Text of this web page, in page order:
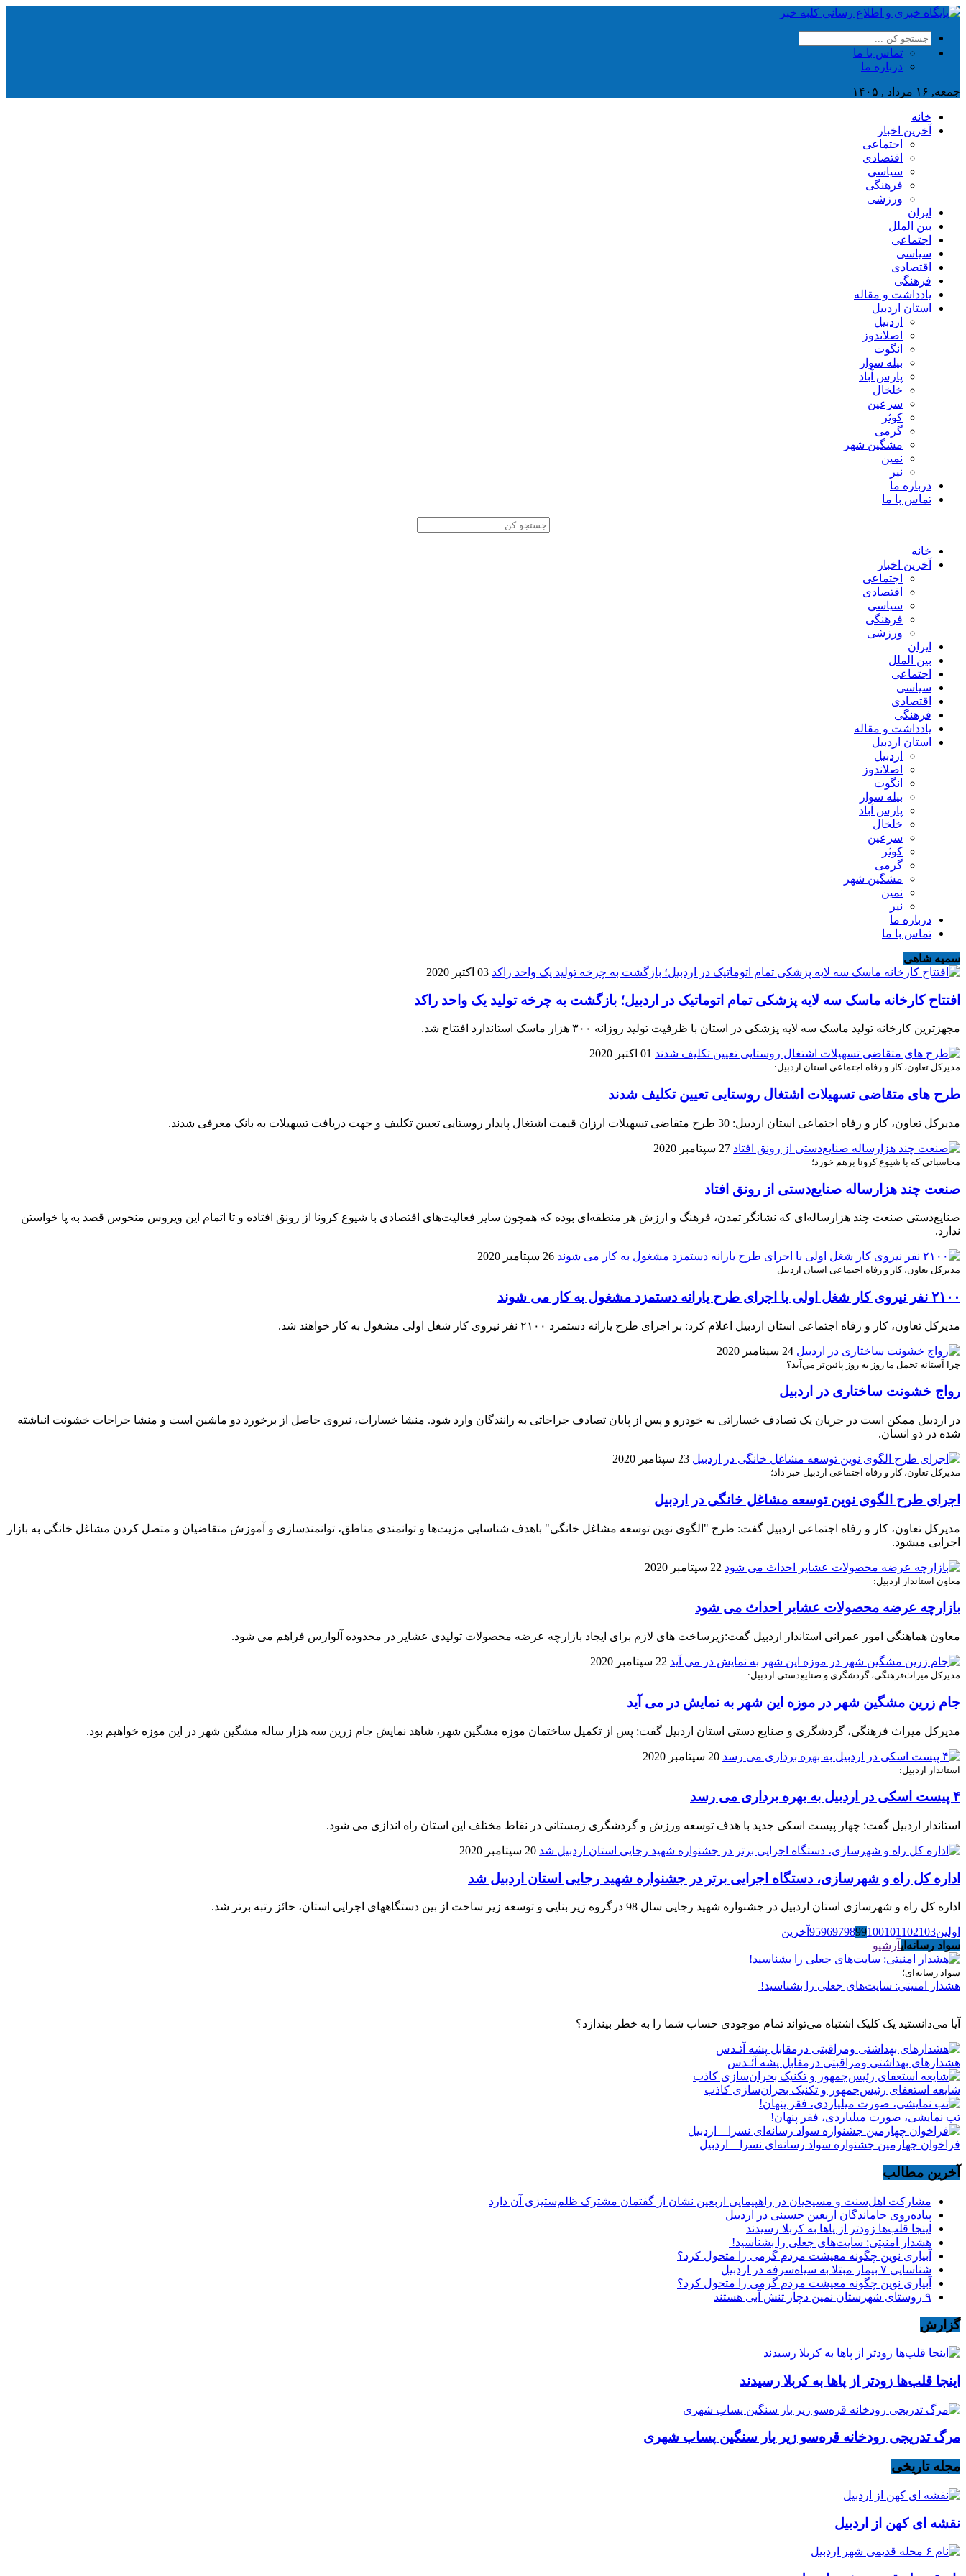
تماس با ما
درباره ما
جمعه, ۱۶ مرداد , ۱۴۰۵
خانه
آخرین اخبار
اجتماعی
اقتصادی
سیاسی
فرهنگی
ورزشی
ایران
بین الملل
اجتماعی
سیاسی
اقتصادی
فرهنگی
یادداشت و مقاله
استان اردبیل
اردبیل
اصلاندوز
انگوت
بیله سوار
پارس آباد
خلخال
سرعین
کوثر
گرمی
مشگین شهر
نمین
نیر
درباره ما
تماس با ما
خانه
آخرین اخبار
اجتماعی
اقتصادی
سیاسی
فرهنگی
ورزشی
ایران
بین الملل
اجتماعی
سیاسی
اقتصادی
فرهنگی
یادداشت و مقاله
استان اردبیل
اردبیل
اصلاندوز
انگوت
بیله سوار
پارس آباد
خلخال
سرعین
کوثر
گرمی
مشگین شهر
نمین
نیر
درباره ما
تماس با ما
سمیه شاهی
03 اکتبر 2020
افتتاح کارخانه ماسک سه لایه پزشکی تمام اتوماتیک در اردبیل؛ بازگشت به چرخه تولید یک واحد راکد
مجهزترین کارخانه تولید ماسک سه لایه پزشکی در استان با ظرفیت تولید روزانه ۳۰۰ هزار ماسک استاندارد افتتاح شد.
01 اکتبر 2020
مدیرکل تعاون، کار و رفاه اجتماعی استان اردبیل:
طرح های متقاضی تسهیلات اشتغال روستایی تعیین تکلیف شدند
مدیرکل تعاون، کار و رفاه اجتماعی استان اردبیل: 30 طرح متقاضی تسهیلات ارزان قیمت اشتغال پایدار روستایی تعیین تکلیف و جهت دریافت تسهیلات به بانک معرفی شدند.
27 سپتامبر 2020
محاسباتی که با شیوع کرونا برهم خورد؛
صنعت چند هزارساله‌ صنایع‌دستی از رونق افتاد
صنایع‌دستی صنعت چند هزارساله‌ای که نشانگر تمدن، فرهنگ و ارزش هر منطقه‌ای بوده که همچون سایر فعالیت‌های اقتصادی با شیوع کرونا از رونق افتاده و تا اتمام این ویروس منحوس قصد به پا خواستن
ندارد.
26 سپتامبر 2020
مدیرکل تعاون، کار و رفاه اجتماعی استان اردبیل
۲۱۰۰ نفر نیروی کار شغل اولی با اجرای طرح یارانه دستمزد مشغول به کار می شوند
مدیرکل تعاون، کار و رفاه اجتماعی استان اردبیل اعلام کرد: بر اجرای طرح یارانه دستمزد ۲۱۰۰ نفر نیروی کار شغل اولی مشغول به کار خواهند شد.
24 سپتامبر 2020
چرا آستانه تحمل ما روز به روز پائين‌تر مي‌آيد؟
رواج خشونت ساختاری در اردبيل
در اردبيل ممکن است در جريان يک تصادف خساراتی به خودرو و پس از پايان تصادف جراحاتی به رانندگان وارد شود. منشا خسارات، نيروی حاصل از برخورد دو ماشين است و منشا جراحات خشونت انباشته
شده در دو انسان.
23 سپتامبر 2020
مدیرکل تعاون، کار و رفاه اجتماعی اردبیل خبر داد؛
اجرای طرح الگوی نوین توسعه مشاغل خانگی در اردبیل
مدیرکل تعاون، کار و رفاه اجتماعی اردبیل گفت: طرح "الگوی نوین توسعه مشاغل خانگی" باهدف شناسایی مزیت‌ها و توانمندی مناطق، توانمندسازی و آموزش متقاضیان و متصل کردن مشاغل خانگی به بازار
اجرایی می‎شود.
22 سپتامبر 2020
معاون استاندار اردبیل:
بازارچه عرضه محصولات عشایر احداث می شود
معاون هماهنگی امور عمرانی استاندار اردبیل گفت:زیرساخت های لازم برای ایجاد بازارچه عرضه محصولات تولیدی عشایر در محدوده آلوارس فراهم می‌ شود.
22 سپتامبر 2020
مدیرکل میراث‌فرهنگی، گردشگری و صنایع‌دستی اردبیل:
جام زرین مشگین شهر در موزه این شهر به نمایش در می آید
مدیرکل میراث‌ فرهنگی، گردشگری و صنایع ‌دستی استان اردبیل گفت: پس از تکمیل ساختمان موزه مشگین‌ شهر، شاهد نمایش جام زرین سه ‌هزار ساله مشگین ‌شهر در این موزه خواهیم بود.
20 سپتامبر 2020
استاندار اردبیل:
۴ پیست اسکی در اردبیل به بهره برداری می رسد
استاندار اردبیل گفت: چهار پیست اسکی جدید با هدف توسعه ورزش و گردشگری زمستانی در نقاط مختلف این استان راه اندازی می شود.
20 سپتامبر 2020
اداره کل راه و شهرسازی، دستگاه اجرایی برتر در جشنواره شهید رجایی استان اردبیل شد
اداره کل راه و شهرسازی استان اردبیل در جشنواره شهید رجایی سال 98 درگروه زیر بنایی و توسعه زیر ساخت از بین دستگاههای اجرایی استان، حائز رتبه برتر شد.
اولین 9596979899100101 102103
آخرین
سواد رسانه‌ایآرشیو
سواد رسانه‌ای؛
هشدار امنیتی: سایت‌های جعلی را بشناسید!
آیا می‌دانستید یک کلیک اشتباه می‌تواند تمام موجودی حساب شما را به خطر بیندازد؟
هشدارهاى بهداشتى ومراقبتى درمقابل پشه آئـدس
شایعه استعفای رئیس‌جمهور و تکنیک بحران‌سازی کاذب
تب نمایشی، صورت میلیاردی، فقر پنهان!
فراخوان چهارمین جشنواره سواد رسانه‌ای نسرا _ اردبیل
آخرین مطالب
مشارکت اهل‌سنت و مسیحیان در راهپیمایی اربعین نشان از گفتمان مشترک ظلم‌ستیزی آن دارد
پیاده‌روی جاماندگان اربعین حسینی در اردبیل
اینجا قلب‌ها زودتر از پاها به کربلا رسیدند
هشدار امنیتی: سایت‌های جعلی را بشناسید!
آبیاری نوین چگونه معیشت مردم گرمی را متحول کرد؟
شناسایی ۷ بیمار مبتلا به سیاه‌سرفه در اردبیل
آبیاری نوین چگونه معیشت مردم گرمی را متحول کرد؟
۹ روستای شهرستان نمین دچار تنش آبی هستند
گزارش
اینجا قلب‌ها زودتر از پاها به کربلا رسیدند
مرگ تدریجی رودخانه قره‌سو زیر بار سنگین پساب شهری
مجله تاریخی
نقشه ای کهن از اردبیل